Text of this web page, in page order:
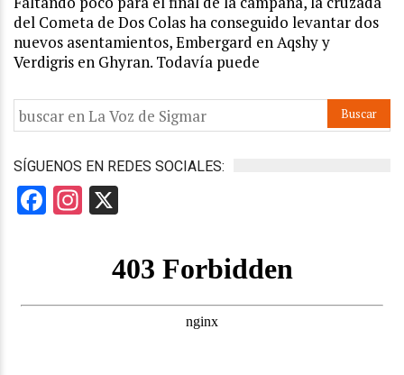
del Cometa de Dos Colas ha conseguido levantar dos
nuevos asentamientos, Embergard en Aqshy y
Verdigris en Ghyran. Todavía puede
SÍGUENOS EN REDES SOCIALES:
Facebook
Instagram